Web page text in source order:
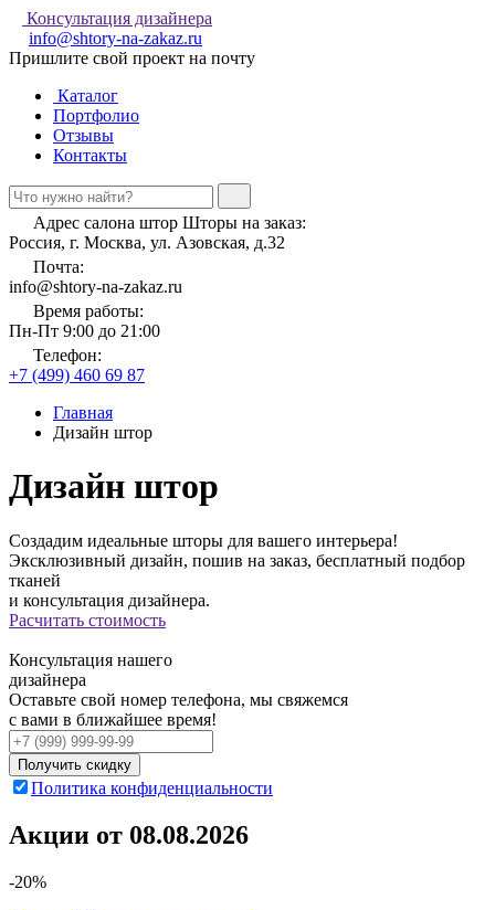
Консультация дизайнера
info@shtory-na-zakaz.ru
Пришлите свой проект на почту
Каталог
Портфолио
Отзывы
Контакты
Адрес салона штор Шторы на заказ:
Россия, г. Москва, ул. Азовская, д.32
Почта:
info@shtory-na-zakaz.ru
Время работы:
Пн-Пт 9:00 до 21:00
Телефон:
+7 (499) 460 69 87
Главная
Дизайн штор
Дизайн штор
Создадим идеальные шторы для вашего интерьера!
Эксклюзивный дизайн, пошив на заказ, бесплатный подбор
тканей
и консультация дизайнера.
Расчитать стоимость
Консультация нашего
дизайнера
Оставьте свой номер телефона, мы свяжемся
с вами в ближайшее время!
Получить скидку
Политика конфиденциальности
Акции от 08.08.2026
-20%